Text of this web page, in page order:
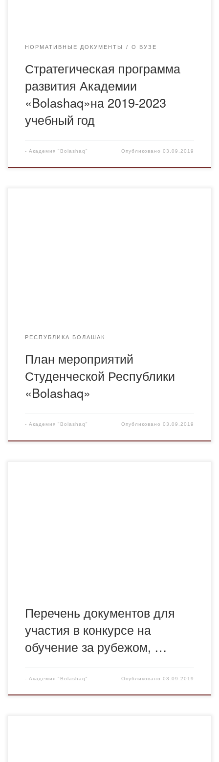
НОРМАТИВНЫЕ ДОКУМЕНТЫ О ВУЗЕ
Стратегическая программа
развития Академии
«Bolashaq»на 2019-2023
учебный год
- Академия "Bolashaq" Опубликовано03.09.2019
РЕСПУБЛИКА БОЛАШАК
План мероприятий
Студенческой Республики
«Bolashaq»
- Академия "Bolashaq" Опубликовано03.09.2019
Перечень документов для
участия в конкурсе на
обучение за рубежом, …
- Академия "Bolashaq" Опубликовано03.09.2019